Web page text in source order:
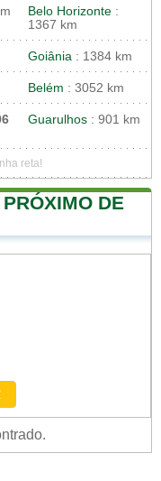
Belo Horizonte :
1367 km
Goiânia : 1384 km
Belém : 3052 km
Guarulhos : 901 km
reta!
DE